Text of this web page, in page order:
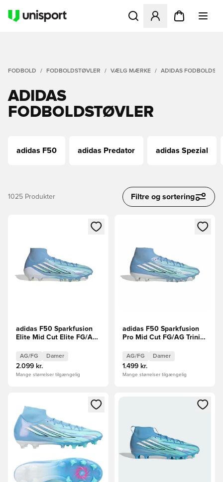
Åbner en Modal til at
FODBOLD FODBOLDSTØVLER VÆLG MÆRKE ADIDAS
ADIDAS
FODBOLDSTØVLER
adidas F50 adidas Predator adidas Spezial
1025 Produkter Filtre og sortering
Åbner en Modal til at logge ind eller tilmelde dig som
adidas F50 Sparkfusion
Elite Mid Cut Elite FG/AG
FORUDBESTILLING
AG/FG Damer
2.099 kr.
Mange størrelser tilgængelig
Åbner en Modal til at logge
adidas F50 Sparkfusion
Pro Mid Cut FG/AG Trinity
FORUDBESTILLING
AG/FG Damer
1.499 kr.
Mange størrelser tilgængelig
Åbner en Modal til at logge ind eller tilmelde dig som
Åbner en Modal til at logge